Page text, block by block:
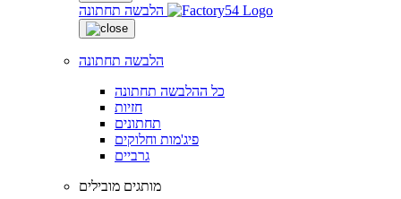
הלבשה תחתונה
הלבשה תחתונה
כל ההלבשה תחתונה
חזיות
תחתונים
פיג'מות וחלוקים
גרביים
מותגים מובילים